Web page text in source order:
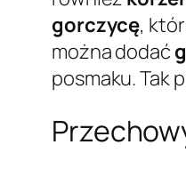
gorczycę,
można dodać
posmaku. Tak